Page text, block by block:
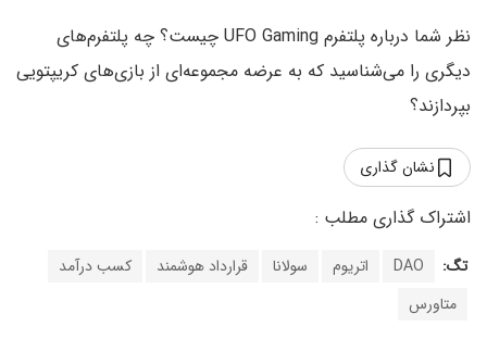
نظر شما درباره پلتفرم UFO Gaming چیست؟ چه پلتفرم‌های
دیگری را می‌شناسید که به عرضه مجموعه‌ای از بازی‌های کریپتویی
بپردازند؟
نشان گذاری
تگ: DAO اتریوم سولانا قرارداد هوشمند
کسب درآمد
متاورس